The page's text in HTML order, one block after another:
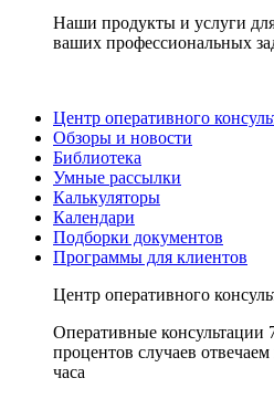
Наши продукты и услуги
ваших профессиональных
Центр оперативного
Обзоры и новости
Библиотека
Умные рассылки
Калькуляторы
Календари
Подборки документов
Программы для клиентов
Центр оперативного
Оперативные
процентов случаев
часа